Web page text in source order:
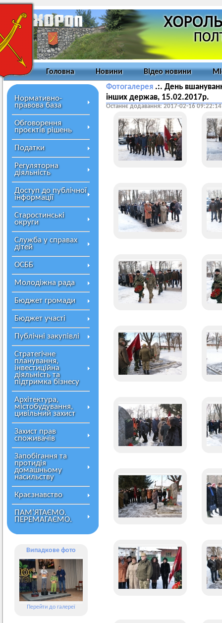
Головна Новини Відео новини
Нормативно-
правова база
Обговорення
проєктів рішень
Податки
Регуляторна
діяльність
Доступ до публічної
інформації
Старостинські
округи
Служба у справах
дітей
ОСББ
Молодіжна рада
Бюджет громади
Бюджет участі
Публічні закупівлі
Стратегічне
планування,
інвестиційна
діяльність та
підтримка бізнесу
Архітектура,
містобудування,
цивільний захист
Захист прав
споживачів
Запобігання та
протидія
домашньому
насильству
Краєзнавство
ПАМ’ЯТАЄМО.
ПЕРЕМАГАЄМО.
Випадкове фото
Перейти до галереї
Фотогалерея .:. День
інших держав, 15.02.2017р.
Останнє додавання: 2017-02-16 09:22:14